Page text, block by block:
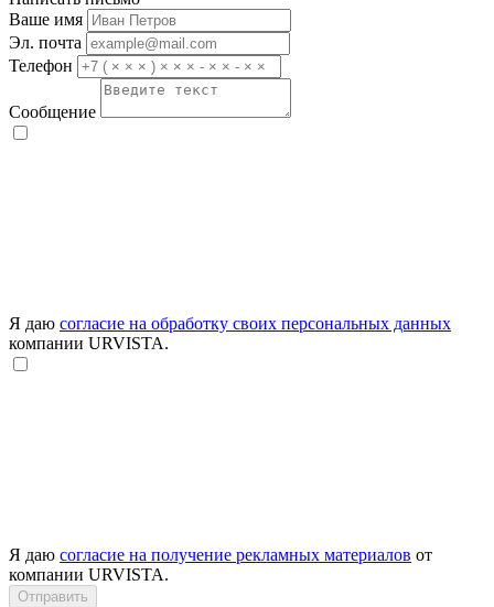
Ваше имя
Эл. почта
Телефон
Сообщение
Я даю согласие на обработку своих персональных данных
компании URVISTA.
Я даю согласие на получение рекламных материалов от
компании URVISTA.
Отправить